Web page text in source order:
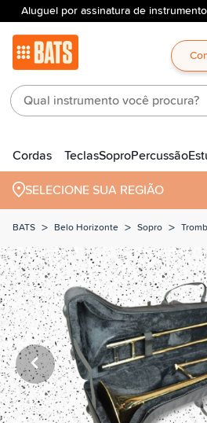
Aluguel por assinatura de
Cordas TeclasSoproPercussão
SELECIONE SUA REGIÃO
BATS > Belo Horizonte > Sopro >